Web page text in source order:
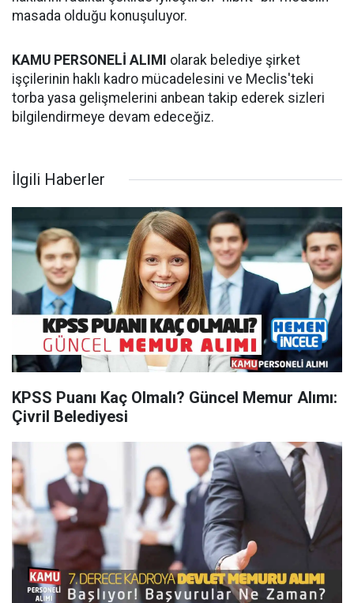
masada olduğu konuşuluyor.
KAMU PERSONELİ ALIMI
olarak belediye şirket
işçilerinin haklı kadro mücadelesini ve Meclis'teki
torba yasa gelişmelerini anbean takip ederek sizleri
bilgilendirmeye devam edeceğiz.
İlgili Haberler
KPSS Puanı Kaç Olmalı? Güncel Memur Alımı:
Çivril Belediyesi